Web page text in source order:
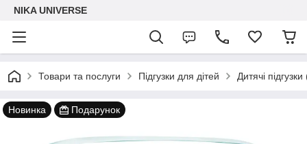
NIKA UNIVERSE
Товари та послуги Підгузки для дітей Дитячі
Новинка Подарунок